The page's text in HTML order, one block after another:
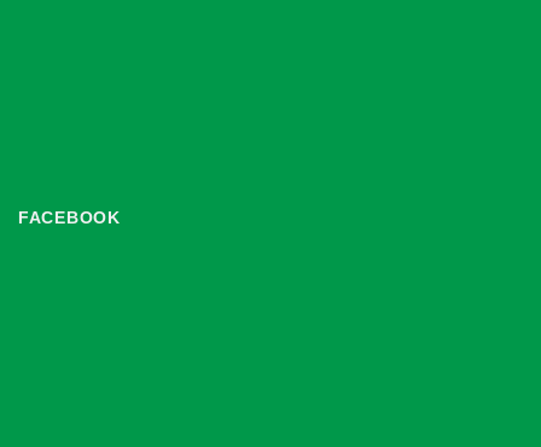
FACEBOOK